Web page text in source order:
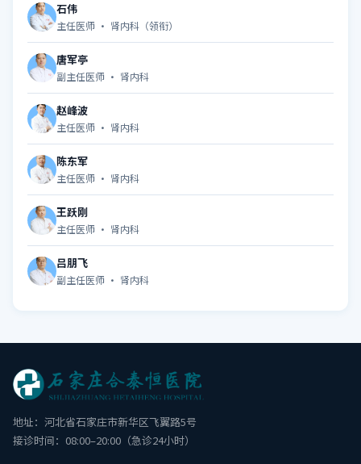
石伟
主任医师 · 肾内科（领衔）
唐军亭
副主任医师 · 肾内科
赵峰波
主任医师 · 肾内科
陈东军
主任医师 · 肾内科
王跃刚
主任医师 · 肾内科
吕朋飞
副主任医师 · 肾内科
地址：河北省石家庄市新华区飞翼路5号
接诊时间：08:00–20:00（急诊24小时）